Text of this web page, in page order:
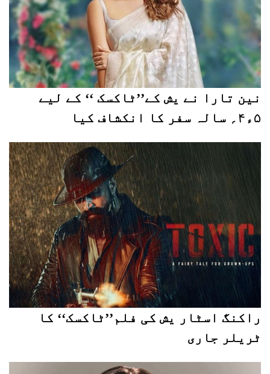
نین تارا نے یش کے’’ٹاکسک ‘‘ کے لیے
۵ء۴؍ سالہ سفر کا انکشاف کیا
راکنگ اسٹار یش کی فلم’’ٹاکسک‘‘ کا
ٹریلر جاری